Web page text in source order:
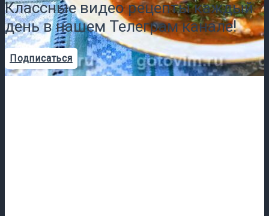
Классные видео рецепты каждый
день в нашем Телеграм канале!
Подписаться